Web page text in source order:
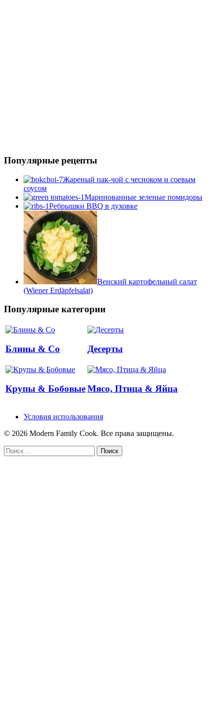
Популярные рецепты
Жареный пак-чой с чесноком и соевым
соусом
Маринованные зеленые помидоры
Ребрышки BBQ в духовке
Венский картофельный салат
(Wiener Erdäpfelsalat)
Популярные категории
Блины & Co Десерты
Крупы & БобовыеМясо, Птица & Яйца
Условия использования
© 2026 Modern Family Cook. Все права защищены.